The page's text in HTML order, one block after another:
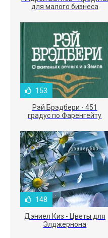
для малого бизнеса
153
Рэй Брэдбери - 451
градус по Фаренгейту
148
Дэниел Киз - Цветы для
Элджернона